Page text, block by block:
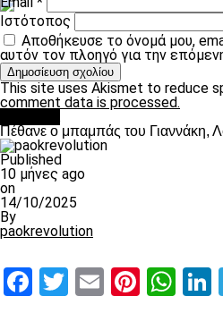
Ιστότοπος
Αποθήκευσε το όνομά μου,
αυτόν τον πλοηγό για την
This site uses Akismet to reduce
comment data is processed.
Πέθανε ο μπαμπάς του Γιαννάκη,
Published
10 μήνες ago
on
14/10/2025
By
paokrevolution
Facebook
Twitter
Email